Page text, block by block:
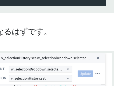
はずです。